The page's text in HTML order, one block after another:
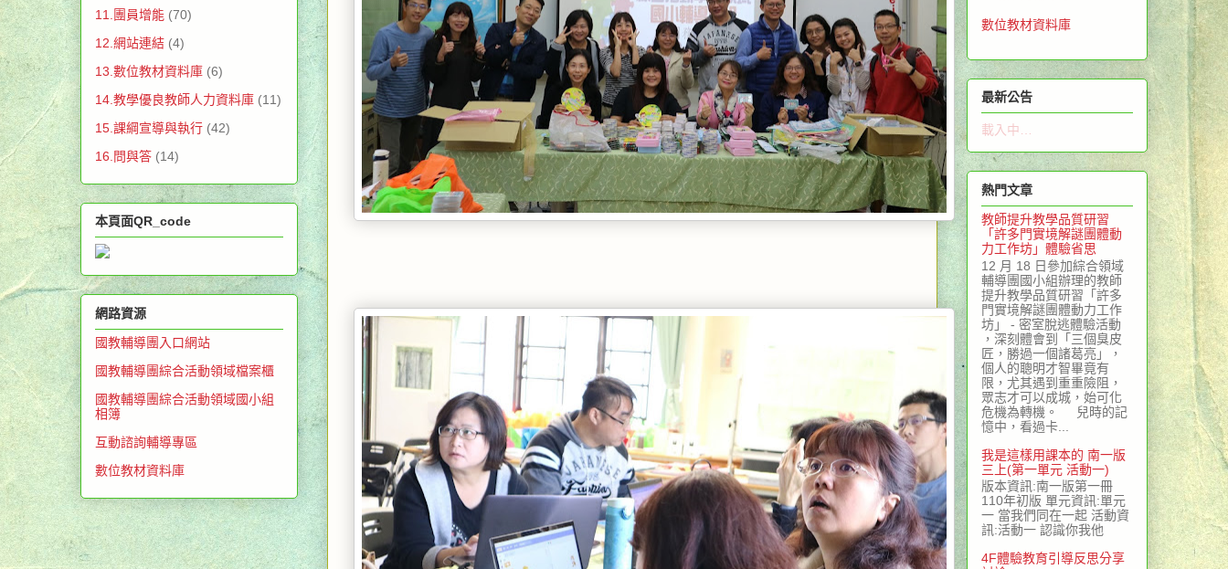
11.團員增能 (70)
12.網站連結 (4)
13.數位教材資料庫 (6)
14.教學優良教師人力資料庫 (11)
15.課綱宣導與執行 (42)
16.問與答 (14)
本頁面QR_code
網路資源
國教輔導團入口網站
國教輔導團綜合活動領域檔案櫃
國教輔導團綜合活動領域國小組
相簿
互動諮詢輔導專區
數位教材資料庫
數位教材資料庫
最新公告
載入中…
熱門文章
教師提升教學品質研習
「許多門實境解謎團體動
力工作坊」體驗省思
12 月 18 日參加綜合領域
輔導團國小組辦理的教師
提升教學品質研習「許多
門實境解謎團體動力工作
坊」 - 密室脫逃體驗活動
，深刻體會到「三個臭皮
匠，勝過一個諸葛亮」，
個人的聰明才智畢竟有
限，尤其遇到重重險阻，
眾志才可以成城，始可化
危機為轉機。 兒時的記
憶中，看過卡...
我是這樣用課本的 南一版
三上(第一單元 活動一)
版本資訊:南一版第一冊
110年初版 單元資訊:單元
一 當我們同在一起 活動資
訊:活動一 認識你我他
4F體驗教育引導反思分享